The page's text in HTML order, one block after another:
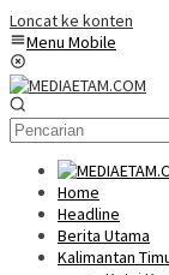
Loncat ke konten
Menu Mobile
Home
Headline
Berita Utama
Kalimantan